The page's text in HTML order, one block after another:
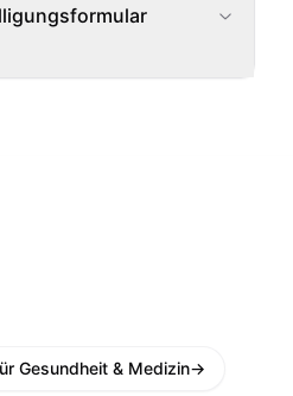
Gesundheit & Medizin→